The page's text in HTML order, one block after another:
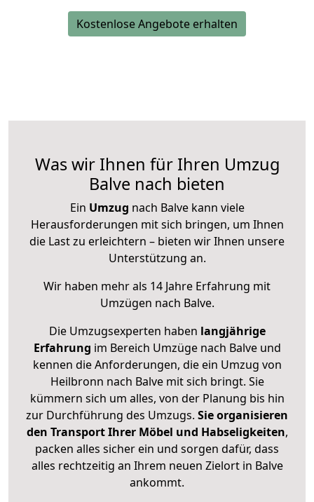
Kostenlose Angebote erhalten
Was wir Ihnen für Ihren Umzug
Balve nach bieten
Ein Umzug nach Balve kann viele
Herausforderungen mit sich bringen, um Ihnen
die Last zu erleichtern – bieten wir Ihnen unsere
Unterstützung an.
Wir haben mehr als 14 Jahre Erfahrung mit
Umzügen nach Balve.
Die Umzugsexperten haben langjährige
Erfahrung im Bereich Umzüge nach Balve und
kennen die Anforderungen, die ein Umzug von
Heilbronn nach Balve mit sich bringt. Sie
kümmern sich um alles, von der Planung bis hin
zur Durchführung des Umzugs. Sie organisieren
den Transport Ihrer Möbel und Habseligkeiten,
packen alles sicher ein und sorgen dafür, dass
alles rechtzeitig an Ihrem neuen Zielort in Balve
ankommt.